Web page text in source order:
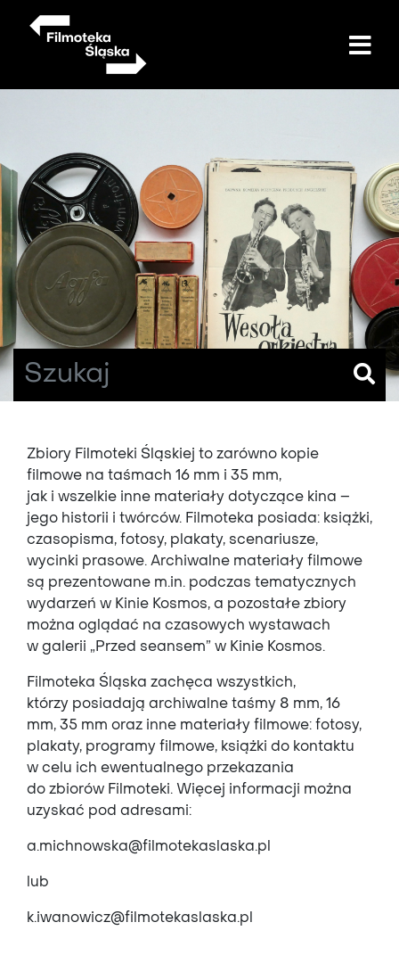
Zbiory Filmoteki Śląskiej to zarówno kopie
filmowe na taśmach 16 mm i 35 mm,
jak i wszelkie inne materiały dotyczące kina –
jego historii i twórców. Filmoteka posiada: książki,
czasopisma, fotosy, plakaty, scenariusze,
wycinki prasowe. Archiwalne materiały filmowe
są prezentowane m.in. podczas tematycznych
wydarzeń w Kinie Kosmos, a pozostałe zbiory
można oglądać na czasowych wystawach
w galerii „Przed seansem” w Kinie Kosmos.
Filmoteka Śląska zachęca wszystkich,
którzy posiadają archiwalne taśmy 8 mm, 16
mm, 35 mm oraz inne materiały filmowe: fotosy,
plakaty, programy filmowe, książki do kontaktu
w celu ich ewentualnego przekazania
do zbiorów Filmoteki. Więcej informacji można
uzyskać pod adresami:
a.michnowska@filmotekaslaska.pl
lub
k.iwanowicz@filmotekaslaska.pl